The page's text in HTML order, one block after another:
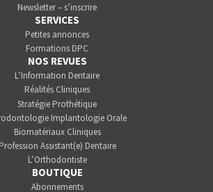
Newsletter – s’inscrire
SERVICES
Petites annonces
Formations DPC
NOS REVUES
L’Information Dentaire
Réalités Cliniques
Stratégie Prothétique
Implantologie Orale
Biomatériaux Cliniques
Profession Assistant(e) Dentaire
L’Orthodontiste
BOUTIQUE
Abonnements